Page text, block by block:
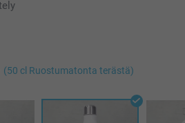
(50 cl Ruostumatonta terästä)